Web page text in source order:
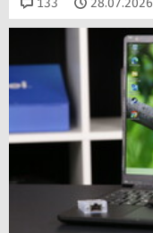
133 28.07.2026